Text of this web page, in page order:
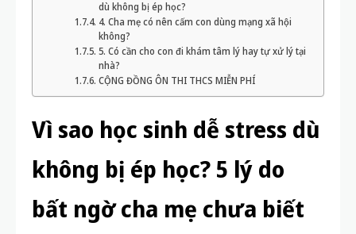
dù không bị ép học?
4. Cha mẹ có nên cấm con dùng mạng xã hội
không?
5. Có cần cho con đi khám tâm lý hay tự xử lý tại
nhà?
CỘNG ĐỒNG ÔN THI THCS MIỄN PHÍ
Vì sao học sinh dễ stress dù
không bị ép học? 5 lý do
bất ngờ cha mẹ chưa biết